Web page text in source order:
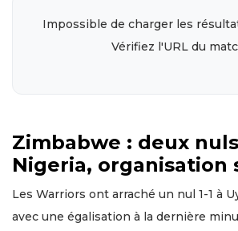
Impossible de charger les
Vérifiez l'URL du
Zimbabwe : deux
Nigeria, organisation
Les Warriors ont arraché un nul 1-1 à
avec une égalisation à la dernière